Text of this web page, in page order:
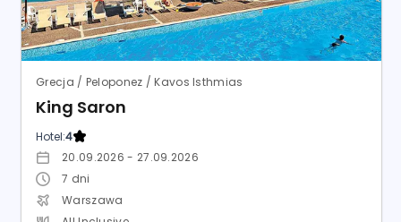
Grecja / Peloponez / Kavos Isthmias
King Saron
Hotel:4
20.09.2026 - 27.09.2026
7 dni
Warszawa